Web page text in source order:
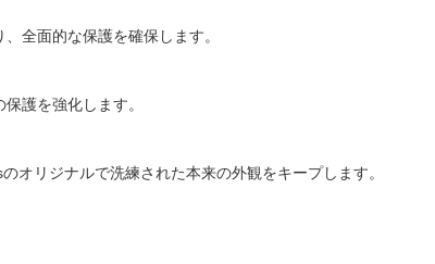
全面的な保護を確保します。
護を強化します。
オリジナルで洗練された本来の外観をキープします。